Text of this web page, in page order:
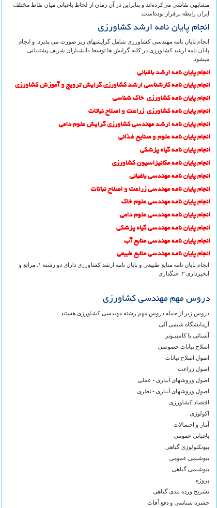
مشابهی نقاشی می‌کرده‌اند و بنابراین در آن زمان از لحاظ باغبانی میان نقاط مختلف
ایران رابطه برقرار بوده‌است.
انجام پایان نامه ارشد کشاورزی
انجام پایان نامه مهندسی کشاورزی شامل گرایشهای زیر صورت می پذیرد. و انجام
پایان نامه ارشد کشاورزی در کلیه گرایش ها توسط دانشیاران شریف پشتیبانی
میشود.
انجام پایان نامه ارشد باغبانی
انجام پایان نامه کارشناسی ارشد کشاورزی گرایش ترویج و آموزش کشاورزی
انجام پایان نامه کشاورزی خاک شناسی
انجام پایان نامه کشاورزی زراعت و اصلاح نباتات
انجام پایان نامه ارشد مهندسی کشاورزی گرایش علوم دامی
انجام پایان نامه علوم و صنایع غذائی
انجام پایان نامه گیاه پزشکی
انجام پایان نامه مکانیزاسیون کشاورزی
انجام پایان نامه مهندسی باغبانی
انجام پایان نامه مهندسی زراعت و اصلاح نباتات
انجام پایان نامه مهندسی علوم خاک
انجام پایان نامه مهندسی علوم دامی
انجام پایان نامه مهندسی گیاه پزشکی
انجام پایان نامه مهندسی منابع آب
انجام پایان نامه مهندسی منابع طبیعی
انجام پایان نامه منابع طبیعی و پایان نامه ارشد کشاورزی دارای دو رشته ۱. مراتع و
ابخیزداری ۲. جنگداری
دروس مهم مهندسی کشاورزی
دروس زیر از جمله دروس مهم رشته مهندسی کشاورزی هستند :
آزمایشگاه شیمی آلی
آشنائی با کامپیـوتر
اصلاح نباتات خصوصی
اصول اصلاح نباتات
اصول زراعت
اصول وروشهای آبیاری - عملی
اصول وروشهای آبیاری - نظری
اقتصاد کشاورزی
اکولوژی
آمار و احتمالات
باغبانی عمومی
بیوتکنولوژی گیاهی
بیوشیمی عمومی
بیوشیمی گیاهی
پروژه
تشریح ورده بندی گیاهی
حشره شناسی و دفع آفات